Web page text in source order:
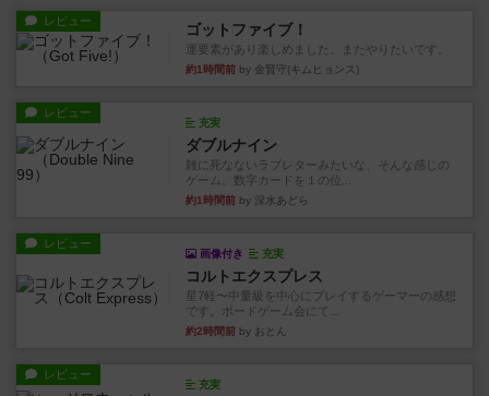
レビュー ゴットファイブ！
運要素があり楽しめました。またやりたいです。
約1時間前 by 金賢守(キムヒョンス)
レビュー
充実
ダブルナイン
雑に死なないラブレターみたいな、そんな感じの
ゲーム。数字カードを１の位...
約1時間前 by 深水あどら
レビュー
画像付き 充実
コルトエクスプレス
星7軽〜中量級を中心にプレイするゲーマーの感想
です。ボードゲーム会にて...
約2時間前 by おとん
レビュー
充実